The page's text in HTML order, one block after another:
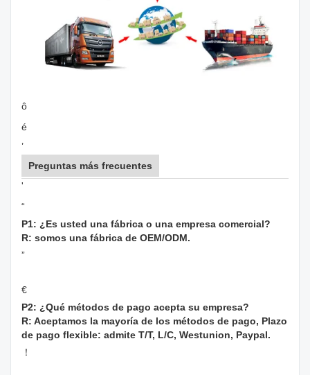
ô
é
’
Preguntas más frecuentes
'
“
P1: ¿Es usted una fábrica o una empresa comercial?
R: somos una fábrica de OEM/ODM.
”
€
P2: ¿Qué métodos de pago acepta su empresa?
R: Aceptamos la mayoría de los métodos de pago, Plazo
de pago flexible: admite T/T, L/C, Westunion, Paypal.
！